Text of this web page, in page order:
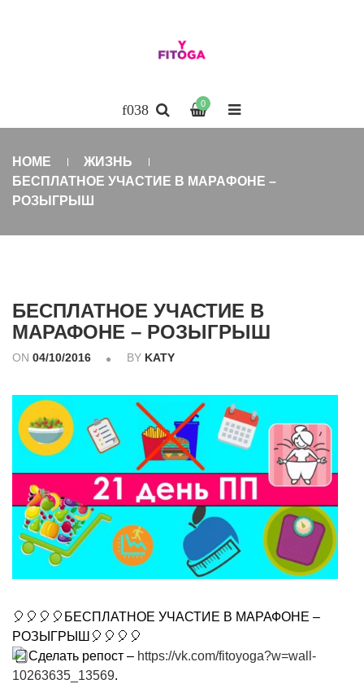
0
HOME
ЖИЗНЬ
БЕСПЛАТНОЕ УЧАСТИЕ В МАРАФОНЕ –
РОЗЫГРЫШ
БЕСПЛАТНОЕ УЧАСТИЕ В
МАРАФОНЕ – РОЗЫГРЫШ
ON 04/10/2016 BY KATY
🎈🎈🎈🎈БЕСПЛАТНОЕ УЧАСТИЕ В МАРАФОНЕ –
РОЗЫГРЫШ🎈🎈🎈🎈
Сделать репост – https://vk.com/fitoyoga?w=wall-
10263635_13569.